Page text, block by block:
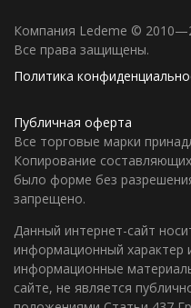
Компания Ledeme ©
Все права защищены.
Политика
Публичная оферта
Все торговые марки
Копирование
было форме без
запрещено.
Данный интернет-сайт
информационный характер
информационные
сайте, не является